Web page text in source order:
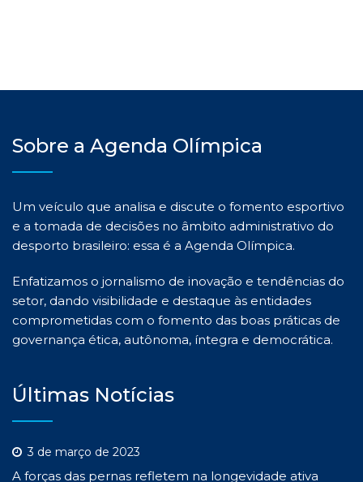
Sobre a Agenda Olímpica
Um veículo que analisa e discute o fomento esportivo
e a tomada de decisões no âmbito administrativo do
desporto brasileiro: essa é a Agenda Olímpica.
Enfatizamos o jornalismo de inovação e tendências do
setor, dando visibilidade e destaque às entidades
comprometidas com o fomento das boas práticas de
governança ética, autônoma, íntegra e democrática.
Últimas Notícias
3 de março de 2023
A forças das pernas refletem na longevidade ativa